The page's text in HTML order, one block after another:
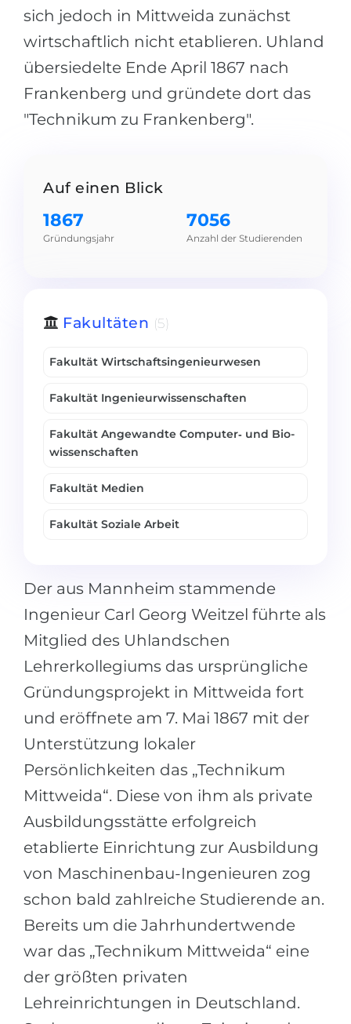
sich jedoch in Mittweida zunächst
wirtschaftlich nicht etablieren. Uhland
übersiedelte Ende April 1867 nach
Frankenberg und gründete dort das
"Technikum zu Frankenberg".
Auf einen Blick
1867
Gründungsjahr
7056
Anzahl der Studierenden
Fakultäten (5)
Fakultät Wirtschafts­ingenieur­wesen
Fakultät Ingenieurwissenschaften
Fakultät Angewandte Computer‐ und Bio­
wissen­schaften
Fakultät Medien
Fakultät Soziale Arbeit
Der aus Mannheim stammende
Ingenieur Carl Georg Weitzel führte als
Mitglied des Uhlandschen
Lehrerkollegiums das ursprüngliche
Gründungsprojekt in Mittweida fort
und eröffnete am 7. Mai 1867 mit der
Unterstützung lokaler
Persönlichkeiten das „Technikum
Mittweida“. Diese von ihm als private
Ausbildungsstätte erfolgreich
etablierte Einrichtung zur Ausbildung
von Maschinenbau-Ingenieuren zog
schon bald zahlreiche Studierende an.
Bereits um die Jahrhundertwende
war das „Technikum Mittweida“ eine
der größten privaten
Lehreinrichtungen in Deutschland.